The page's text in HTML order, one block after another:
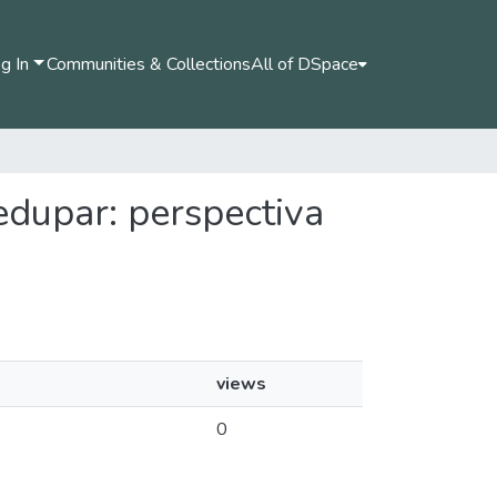
In Communities & CollectionsAll of DSpace
perspectiva
views
0